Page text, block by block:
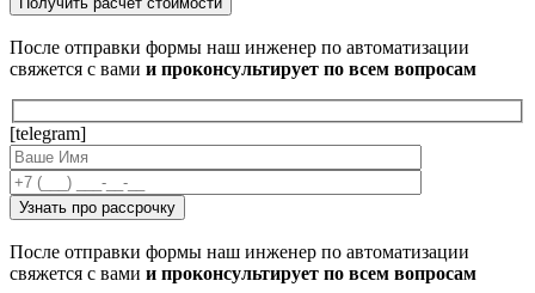
После отправки формы наш инженер по автоматизации
свяжется с вами и проконсультирует по всем вопросам
[telegram]
После отправки формы наш инженер по автоматизации
свяжется с вами и проконсультирует по всем вопросам